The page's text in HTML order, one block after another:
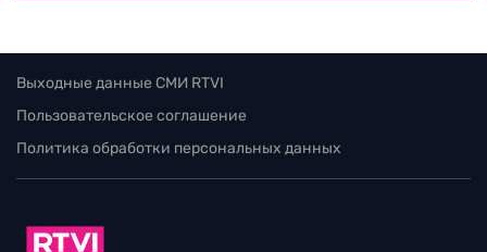
Выходные данные СМИ RTVI
Пользовательское соглашение
Политика обработки персональных данных